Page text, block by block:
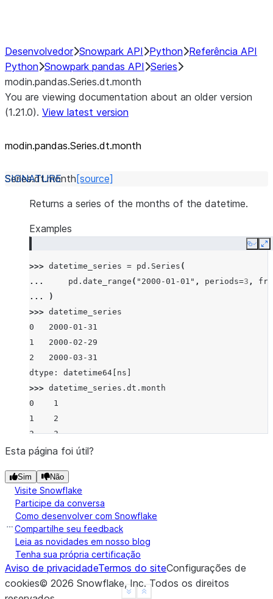
Desenvolvedor Snowpark API Python Referência API
Python Snowpark pandas API Series
modin.pandas.Series.dt.month
You are viewing documentation about an older version
(1.21.0). View latest version
modin.pandas.Series.dt.month
Series.dt.month [source]
Returns a series of the months of the datetime.
Examples
Copy
>>> datetime_series = pd . Series (
...
pd . date_range ( "2000-01-01" , periods=3 ,
...
)
>>> datetime_series
0   2000-01-31
1   2000-02-29
2   2000-03-31
dtype: datetime64[ns]
>>> datetime_series . dt . month
0    1
1    2
2    3
dtype: int8
Show less
See more
Esta página foi útil?
Sim Não
Visite Snowflake
Participe da conversa
Como desenvolver com Snowflake
Compartilhe seu feedback
Leia as novidades em nosso blog
Tenha sua própria certificação
Aviso de privacidadeTermos do siteConfigurações de
cookies© 2026 Snowflake, Inc. Todos os direitos